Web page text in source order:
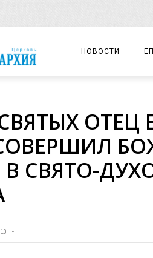
НОВОСТИ
ОТЕЦ
СВЯТО-